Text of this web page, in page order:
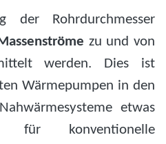
der Rohrdurchmesser
zu und von
werden. Dies ist
Wärmepumpen in den
etwas
für konventionelle